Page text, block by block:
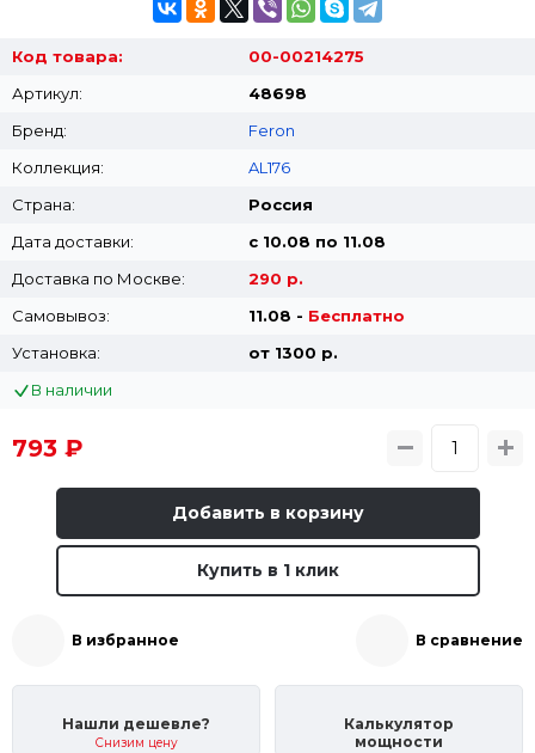
Код товара:
00-00214275
Артикул:
48698
Бренд:
Feron
Коллекция:
AL176
Страна:
Россия
Дата доставки:
с 10.08 по 11.08
Доставка по Москве:
290 р.
Самовывоз:
11.08 - Бесплатно
Установка:
от 1300 p.
В наличии
793 ₽
Добавить в корзину
Купить в 1 клик
В избранное В сравнение
Нашли дешевле?
Снизим цену
Калькулятор
мощности